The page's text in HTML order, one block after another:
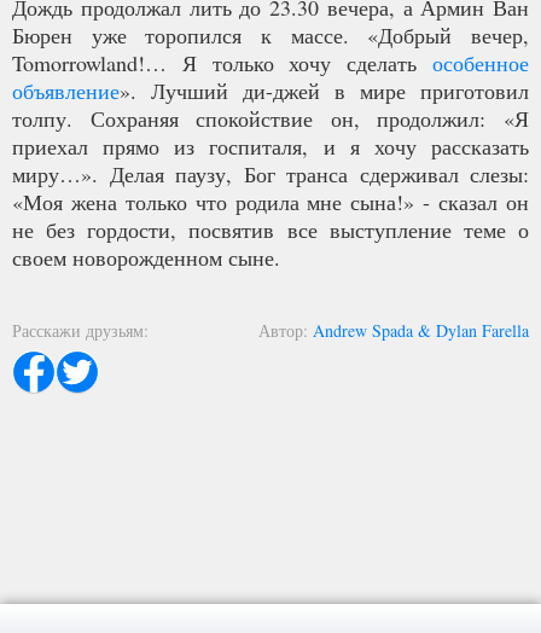
Дождь продолжал лить до 23.30 вечера, а Армин Ван
Бюрен уже торопился к массе. «Добрый вечер,
Tomorrowland!… Я только хочу сделать особенное
объявление». Лучший ди-джей в мире приготовил
толпу. Сохраняя спокойствие он, продолжил: «Я
приехал прямо из госпиталя, и я хочу рассказать
миру…». Делая паузу, Бог транса сдерживал слезы:
«Моя жена только что родила мне сына!» - сказал он
не без гордости, посвятив все выступление теме о
своем новорожденном сыне.
Расскажи друзьям Автор Andrew Spada & Dylan Farella